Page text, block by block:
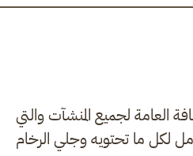
لجميع المنشآت والتي
لكل ما تحتويه وجلي الرخام